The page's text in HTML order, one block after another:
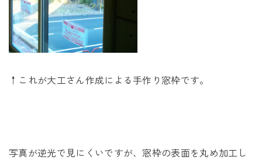
↑これが大工さん作成による手作り窓枠です。
写真が逆光で見にくいですが、窓枠の表面を丸め加工し